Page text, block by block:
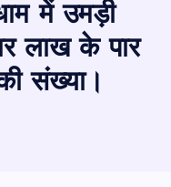
में उमड़ी
लाख के पार
संख्या।